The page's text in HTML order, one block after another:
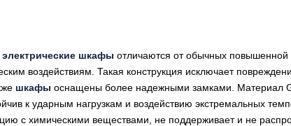
шкафы отличаются от обычных повышенной
воздействиям. Такая конструкция исключает
шкафы оснащены более надежными замками. Материал
к ударным нагрузкам и воздействию экстремальных
с химическими веществами, не поддерживает и не